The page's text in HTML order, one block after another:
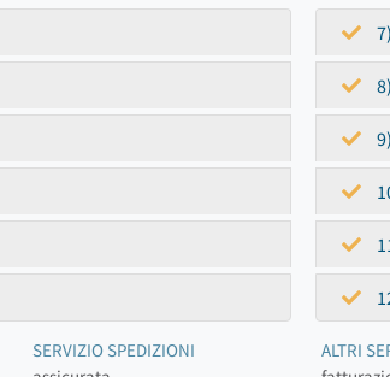
SERVIZIO SPEDIZIONI
ALTRI